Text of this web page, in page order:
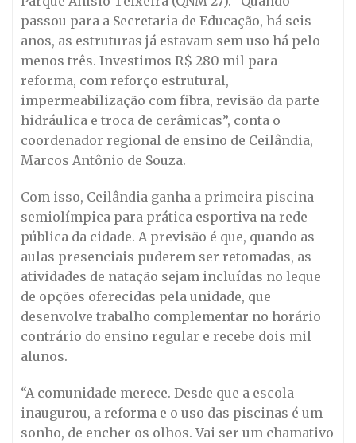
passou para a Secretaria de Educação, há seis
anos, as estruturas já estavam sem uso há pelo
menos três. Investimos R$ 280 mil para
reforma, com reforço estrutural,
impermeabilização com fibra, revisão da parte
hidráulica e troca de cerâmicas”, conta o
coordenador regional de ensino de Ceilândia,
Marcos Antônio de Souza.
Com isso, Ceilândia ganha a primeira piscina
semiolímpica para prática esportiva na rede
pública da cidade. A previsão é que, quando as
aulas presenciais puderem ser retomadas, as
atividades de natação sejam incluídas no leque
de opções oferecidas pela unidade, que
desenvolve trabalho complementar no horário
contrário do ensino regular e recebe dois mil
alunos.
“A comunidade merece. Desde que a escola
inaugurou, a reforma e o uso das piscinas é um
sonho, de encher os olhos. Vai ser um chamativo